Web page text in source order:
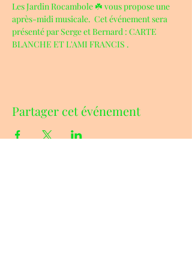
Les Jardin Rocambole ☘️ vous propose une
après-midi musicale.  Cet événement sera
présenté par Serge et Bernard : CARTE
BLANCHE ET L'AMI FRANCIS .
Partager cet événement